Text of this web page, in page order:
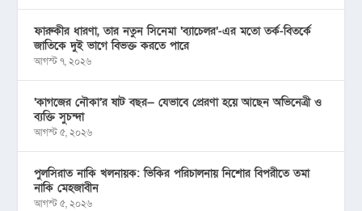
ফারুকীর ধারণা, তার নতুন সিনেমা ‘ব্যাচেলর’-এর মতো তর্ক-বিতর্কে
জাতিকে দুই ভাগে বিভক্ত করতে পারে
আগস্ট ৭, ২০২৬
‘কাগজের নৌকা’র ষাট বছর— যেভাবে প্রেরণা হয়ে আছেন অভিনেত্রী ও
ব্যক্তি সুচন্দা
আগস্ট ৫, ২০২৬
পুলসিরাত নাকি খলনায়ক: ভিকির পরিচালনায় নিশোর বিপরীতে তমা
নাকি মেহজাবীন
আগস্ট ৫, ২০২৬